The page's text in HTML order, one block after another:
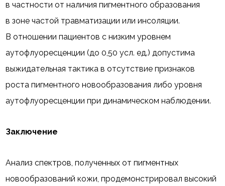
в частности от наличия пигментного образования
в зоне частой травматизации или инсоляции.
В отношении пациентов с низким уровнем
аутофлуоресценции (до 0,50 усл. ед.) допустима
выжидательная тактика в отсутствие признаков
роста пигментного новообразования либо уровня
аутофлуоресценции при динамическом наблюдении.
Заключение
Анализ спектров, полученных от пигментных
новообразований кожи, продемонстрировал высокий